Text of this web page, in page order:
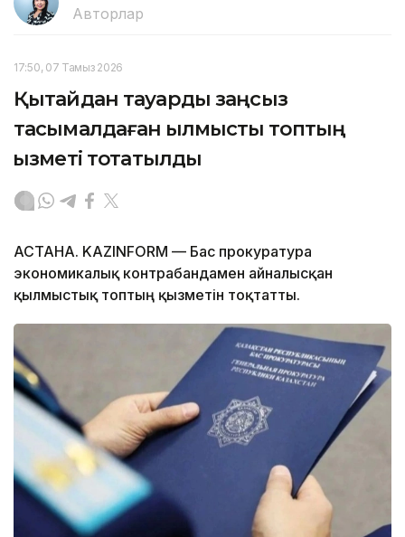
Авторлар
17:50, 07 Тамыз 2026
Қытайдан тауарды заңсыз
тасымалдаған қылмыстық топтың
қызметі тоқтатылды
АСТАНА. KAZINFORM — Бас прокуратура
экономикалық контрабандамен айналысқан
қылмыстық топтың қызметін тоқтатты.